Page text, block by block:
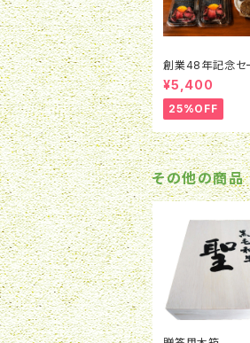
創業48年記念セ
【数量限定】 黒毛
ーストビーフ3本セ
(合計360ｇ) (冷
¥5,400
25%OFF
その他の商品